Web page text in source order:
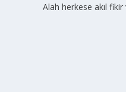
Alah herkese akıl